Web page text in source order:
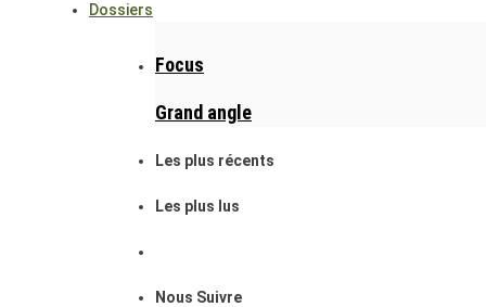
Dossiers
Focus
Grand angle
Les plus récents
Les plus lus
Nous Suivre